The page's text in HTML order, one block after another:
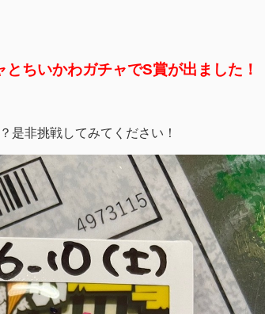
ちいかわガチャでS賞が出ました！
是非挑戦してみてください！